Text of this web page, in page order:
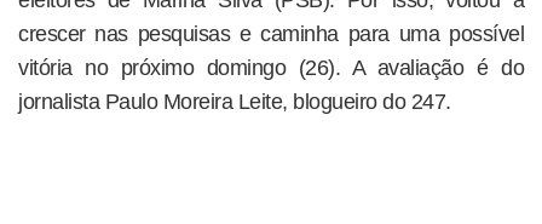
crescer nas pesquisas e caminha para uma possível
vitória no próximo domingo (26). A avaliação é do
jornalista Paulo Moreira Leite, blogueiro do 247.